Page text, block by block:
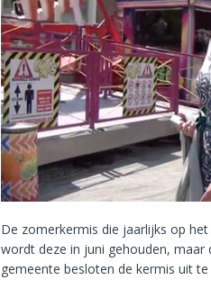
De zomerkermis die jaarlijks op
wordt deze in juni gehouden,
gemeente besloten de kermis uit